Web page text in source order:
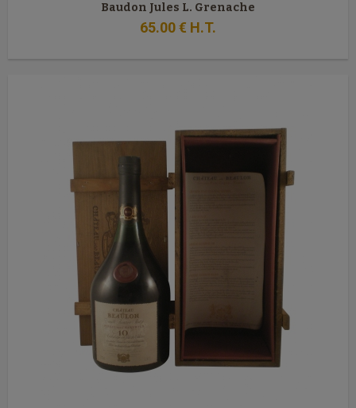
Baudon Jules L. Grenache
65.00€ H.T.